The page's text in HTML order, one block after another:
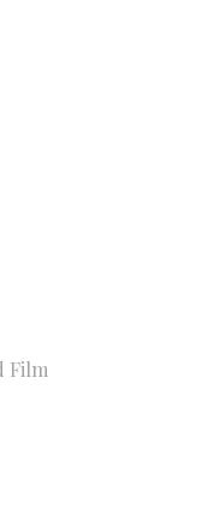
Film